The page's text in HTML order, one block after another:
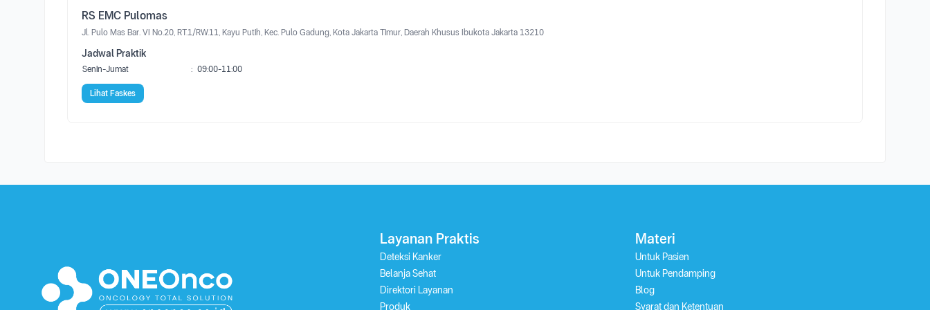
RS EMC Pulomas
Jl. Pulo Mas Bar. VI No.20, RT.1/RW.11, Kayu Putih, Kec. Pulo Gadung, Kota Jakarta Timur, Daerah Khusus Ibukota Jakarta 13210
Jadwal Praktik
Senin-Jumat : 09:00-11:00
Lihat Faskes
Layanan Praktis
Deteksi Kanker
Belanja Sehat
Direktori Layanan
Produk
Materi
Untuk Pasien
Untuk Pendamping
Blog
Syarat dan Ketentuan